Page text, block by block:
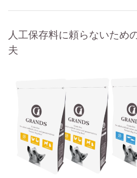
人工保存料に頼らないため
夫